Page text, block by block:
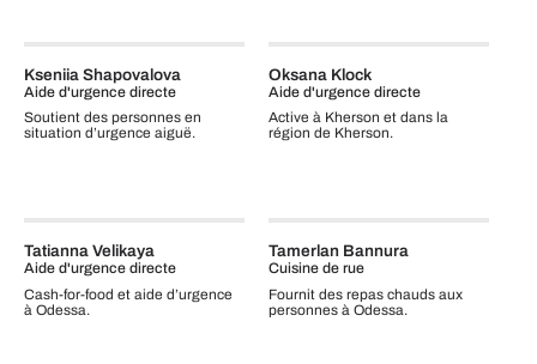
Kseniia Shapovalova
Aide d'urgence directe
Soutient des personnes en
situation d’urgence aiguë.
Oksana Klock
Aide d'urgence directe
Active à Kherson et dans la
région de Kherson.
Tatianna Velikaya
Aide d'urgence directe
Cash‑for‑food et aide d’urgence
à Odessa.
Tamerlan Bannura
Cuisine de rue
Fournit des repas chauds aux
personnes à Odessa.